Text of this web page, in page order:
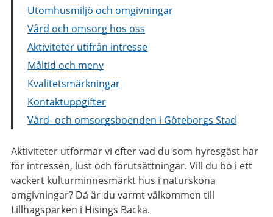
Utomhusmiljö och omgivningar
Vård och omsorg hos oss
Aktiviteter utifrån intresse
Måltid och meny
Kvalitetsmärkningar
Kontaktuppgifter
Vård- och omsorgsboenden i Göteborgs Stad
Aktiviteter utformar vi efter vad du som hyresgäst har
för intressen, lust och förutsättningar. Vill du bo i ett
vackert kulturminnesmärkt hus i natursköna
omgivningar? Då är du varmt välkommen till
Lillhagsparken i Hisings Backa.